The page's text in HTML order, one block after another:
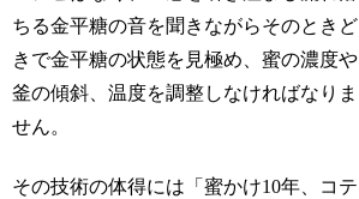
ちる金平糖の音を聞きながらそのときど
きで金平糖の状態を見極め、蜜の濃度や
釜の傾斜、温度を調整しなければなりま
せん。
その技術の体得には「蜜かけ10年、コテ